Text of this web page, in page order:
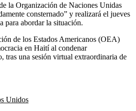
la Organización de Naciones Unidas
consternado” y realizará el jueves
para abordar la situación.
de los Estados Americanos (OEA)
en Haití al condenar
tras una sesión virtual extraordinaria de
Unidos